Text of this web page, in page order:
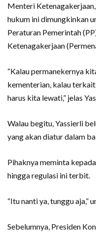
Menteri
hukum ini dimungkinkan
Peraturan Pemerintah
Ketenagakerjaan
“Kalau permanekernya
kementerian, kalau
harus kita lewati,” jelas
Walau begitu, Yassierli
yang akan diatur dalam
Pihaknya meminta
hingga regulasi ini terbit.
“Itu nanti ya, tunggu aja,”
Sebelumnya, Presiden